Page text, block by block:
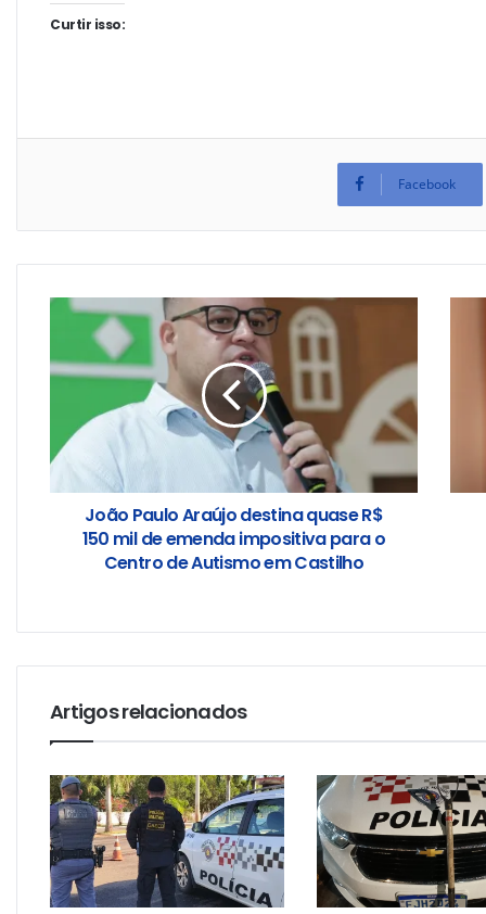
Curtir isso:
Facebook
João Paulo Araújo destina quase R$
150 mil de emenda impositiva para o
Centro de Autismo em Castilho
Artigos relacionados